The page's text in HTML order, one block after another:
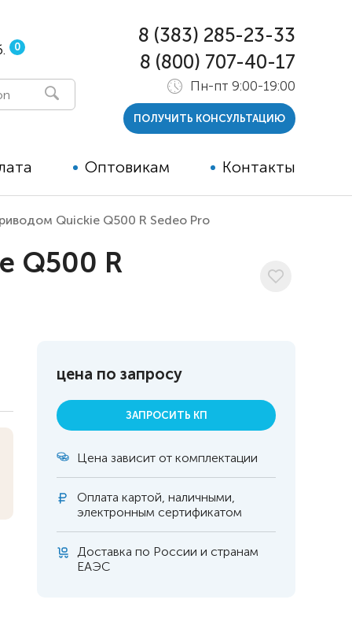
0
Оптовикам Контакты
8 (383) 285-23-33
8 (800) 707-40-17
Пн-пт 9:00-19:00
ПОЛУЧИТЬ КОНСУЛЬТАЦИЮ
Quickie Q500 R Sedeo Pro
Q500 R
цена по запросу
ЗАПРОСИТЬ КП
Цена зависит от комплектации
Оплата картой, наличными,
электронным сертификатом
Доставка по России и странам
ЕАЭС